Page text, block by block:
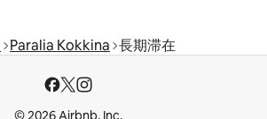
Paralia Kokkina 長期滞在
© 2026 Airbnb, Inc.